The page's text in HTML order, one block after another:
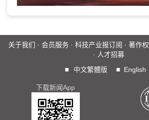
关于我们 · 会员服务· 科技产业报订阅 · 著作权
· 人才招募
■
中文繁體版 ■ English
下载新闻App